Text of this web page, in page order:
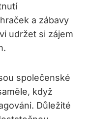
a zábavy
udržet si zájem
společenské
když
Důležité